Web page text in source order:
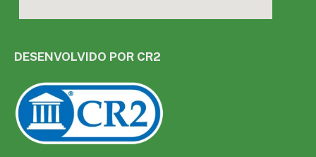
DESENVOLVIDO POR CR2